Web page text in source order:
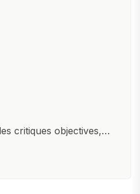
critiques objectives,
analyses